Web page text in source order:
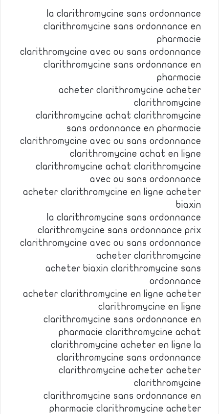
la clarithromycine sans ordonnance
clarithromycine sans ordonnance en
pharmacie
clarithromycine avec ou sans ordonnance
clarithromycine sans ordonnance en
pharmacie
acheter clarithromycine acheter
clarithromycine
clarithromycine achat clarithromycine
sans ordonnance en pharmacie
clarithromycine avec ou sans ordonnance
clarithromycine achat en ligne
clarithromycine achat clarithromycine
avec ou sans ordonnance
acheter clarithromycine en ligne acheter
biaxin
la clarithromycine sans ordonnance
clarithromycine sans ordonnance prix
clarithromycine avec ou sans ordonnance
acheter clarithromycine
acheter biaxin clarithromycine sans
ordonnance
acheter clarithromycine en ligne acheter
clarithromycine en ligne
clarithromycine sans ordonnance en
pharmacie clarithromycine achat
clarithromycine acheter en ligne la
clarithromycine sans ordonnance
clarithromycine acheter acheter
clarithromycine
clarithromycine sans ordonnance en
pharmacie clarithromycine acheter